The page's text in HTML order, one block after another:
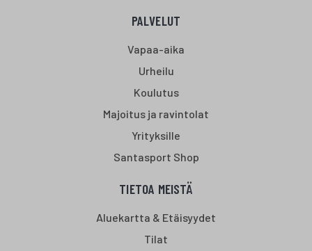
PALVELUT
Vapaa-aika
Urheilu
Koulutus
Majoitus ja ravintolat
Yrityksille
Santasport Shop
TIETOA MEISTÄ
Aluekartta & Etäisyydet
Tilat